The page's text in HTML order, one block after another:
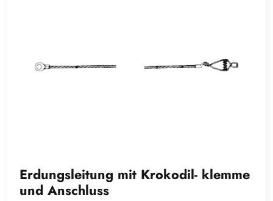
Erdungsleitung mit Krokodil- klemme
und Anschluss